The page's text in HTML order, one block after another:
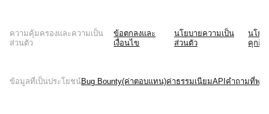
ความคุ้มครองและความเป็น
ส่วนตัว
ข้อตกลงและ
เงื่อนไข
นโยบายความเป็น
ส่วนตัว
นโยบ
คุกกี้
ข้อมูลที่เป็นประโยชน์Bug Bounty(ค่าตอบแทน)ค่าธรรมเนียมAPI คำถามที่พบ